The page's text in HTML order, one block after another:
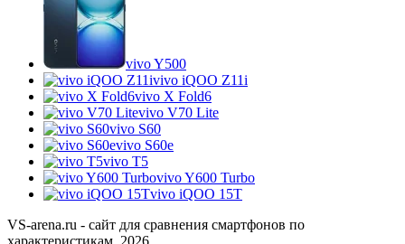
vivo Y500
vivo iQOO Z11i
vivo X Fold6
vivo V70 Lite
vivo S60
vivo S60e
vivo T5
vivo Y600 Turbo
vivo iQOO 15T
VS-arena.ru - сайт для сравнения смартфонов по
характеристикам, 2026